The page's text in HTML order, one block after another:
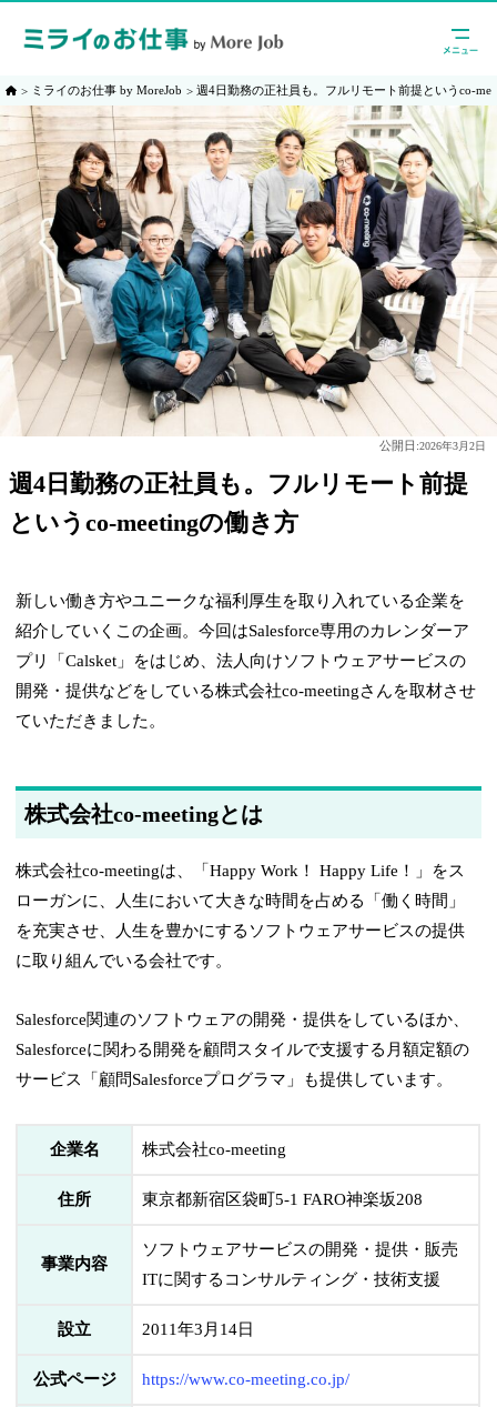
ミライのお仕事 by MoreJob 週4日勤務の正社員も。フルリモート前提というco-
公開日:2026年3月2日
週4日勤務の正社員も。フルリモート前提
というco-meetingの働き方
新しい働き方やユニークな福利厚生を取り入れている企業を
紹介していくこの企画。今回はSalesforce専用のカレンダーア
プリ「Calsket」をはじめ、法人向けソフトウェアサービスの
開発・提供などをしている株式会社co-meetingさんを取材させ
ていただきました。
株式会社co-meetingとは
株式会社co-meetingは、「Happy Work！ Happy Life！」をス
ローガンに、人生において大きな時間を占める「働く時間」
を充実させ、人生を豊かにするソフトウェアサービスの提供
に取り組んでいる会社です。
Salesforce関連のソフトウェアの開発・提供をしているほか、
Salesforceに関わる開発を顧問スタイルで支援する月額定額の
サービス「顧問Salesforceプログラマ」も提供しています。
企業名 株式会社co-meeting
住所 東京都新宿区袋町5-1 FARO神楽坂208
事業内容
ソフトウェアサービスの開発・提供・販売
ITに関するコンサルティング・技術支援
設立 2011年3月14日
公式ページ https://www.co-meeting.co.jp/